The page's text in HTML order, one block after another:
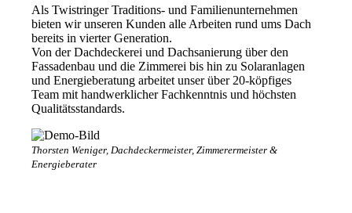
Als Twistringer Traditions- und Familienunternehmen
bieten wir unseren Kunden alle Arbeiten rund ums Dach
bereits in vierter Generation.
Von der Dachdeckerei und Dachsanierung über den
Fassadenbau und die Zimmerei bis hin zu Solaranlagen
und Energieberatung arbeitet unser über 20-köpfiges
Team mit handwerklicher Fachkenntnis und höchsten
Qualitätsstandards.
Thorsten Weniger, Dachdeckermeister, Zimmerermeister &
Energieberater